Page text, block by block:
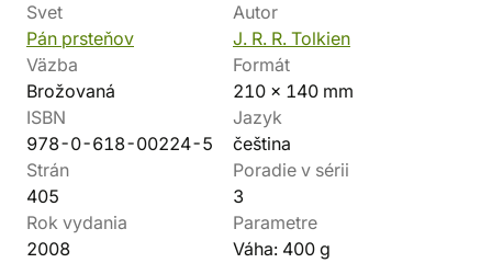
Svet
Pán prsteňov
Autor
J. R. R. Tolkien
Väzba
Brožovaná
Formát
210 x 140 mm
ISBN
978-0-618-00224-5
Jazyk
čeština
Strán
405
Poradie v sérii
3
Rok vydania
2008
Parametre
Váha: 400 g